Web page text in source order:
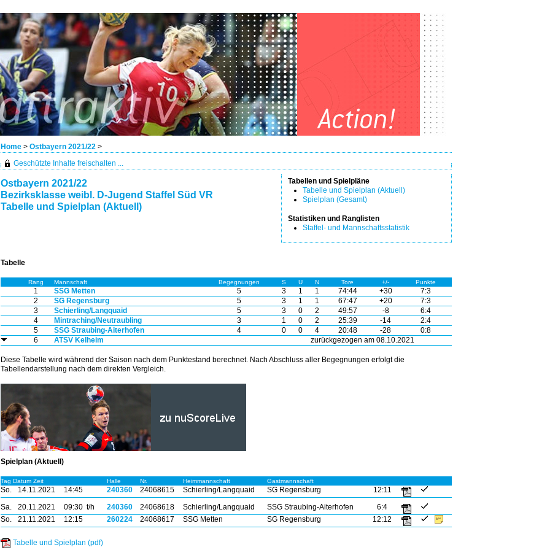
Home > Ostbayern 2021/22 >
Geschützte Inhalte freischalten ...
Ostbayern 2021/22
Bezirksklasse weibl. D-Jugend Staffel Süd VR
Tabelle und Spielplan (Aktuell)
Tabellen und Spielpläne
Tabelle und Spielplan (Aktuell)
Spielplan (Gesamt)
Statistiken und Ranglisten
Staffel- und Mannschaftsstatistik
Tabelle
Rang Mannschaft Begegnungen S U N Tore +/- Punkte
1 SSG Metten 5 3 1 1 74:44 +30
7:3
2
SG Regensburg 5 3 1 1 67:47 +20
7:3
3
Schierling/Langquaid 5 3 0 2 49:57 -8
6:4
4
Mintraching/Neutraubling 3 1 0 2 25:39 -14
2:4
5
SSG Straubing-Aiterhofen 4 0 0 4 20:48 -28
0:8
6
ATSV Kelheim zurückgezogen am 08.10.2021
Diese Tabelle wird während der Saison nach dem Punktestand berechnet. Nach Abschluss aller Begegnungen erfolgt die
Tabellendarstellung nach dem direkten Vergleich.
Spielplan (Aktuell)
Tag Datum Zeit Halle Nr. Heimmannschaft Gastmannschaft
So. 14.11.2021 14:45 240360 24068615 Schierling/Langquaid SG Regensburg
12:11
Sa.
20.11.2021 09:30 t/h 240360 24068618 Schierling/Langquaid SSG Straubing-Aiterhofen
6:4
So.
21.11.2021 12:15 260224 24068617 SSG Metten SG Regensburg 12:12
Tabelle und Spielplan (pdf)